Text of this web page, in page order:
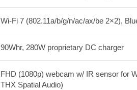
Wi-Fi 7 (802.11a/b/g/n/ac/ax/be 2×2),
90Whr, 280W proprietary DC charger
FHD (1080p) webcam w/ IR sensor for
THX Spatial Audio)